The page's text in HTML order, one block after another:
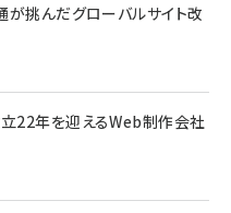
挑んだグローバルサイト改
22年を迎えるWeb制作会社